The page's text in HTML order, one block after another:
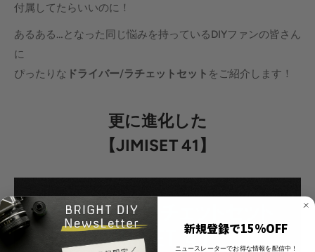
付属してたらいいのに！
あるある…となった同じ悩みを持っているDIYファンの皆さん
に
ぴったりな ドライバー/ラチェットセット をご紹介します！
更に進化した
【JIMISET 41】
新規登録で15%OFF
ニュースレーターでお得な情報を配信中！